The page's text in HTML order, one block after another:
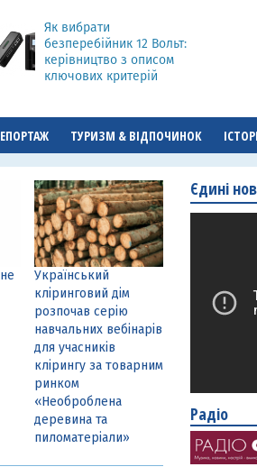
Як вибрати
безперебійник 12 Вольт:
керівництво з описом
ключових критерій
ТУРИЗМ & ВІДПОЧИНОК
Український
кліринговий дім
розпочав серію
навчальних вебінарів
для учасників
клірингу за товарним
ринком
«Необроблена
деревина та
пиломатеріали»
Єдині
Радіо